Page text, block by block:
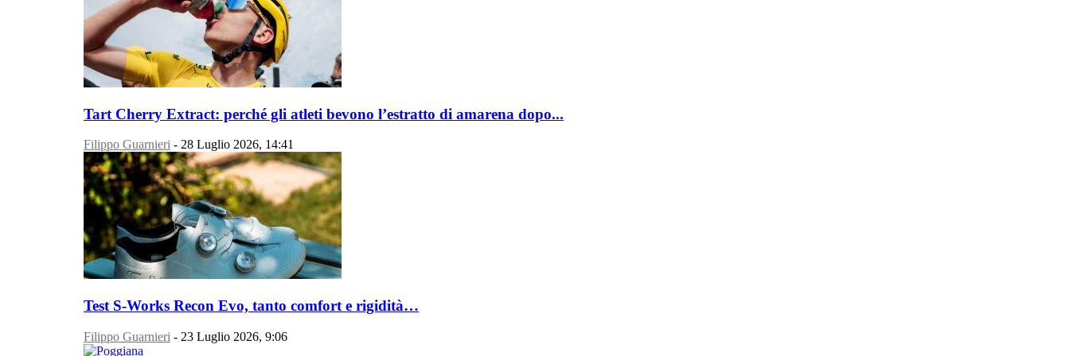
Tart Cherry Extract: perché gli atleti bevono l’estratto di amarena dopo...
Filippo Guarnieri - 28 Luglio 2026, 14:41
Test S-Works Recon Evo, tanto comfort e rigidità…
Filippo Guarnieri - 23 Luglio 2026, 9:06